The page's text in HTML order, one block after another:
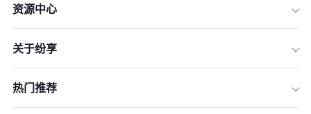
资源中心
关于纷享
热门推荐